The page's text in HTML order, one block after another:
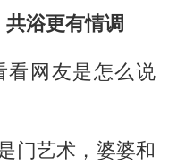
浴更有情调
看网友是怎么说
门艺术，婆婆和